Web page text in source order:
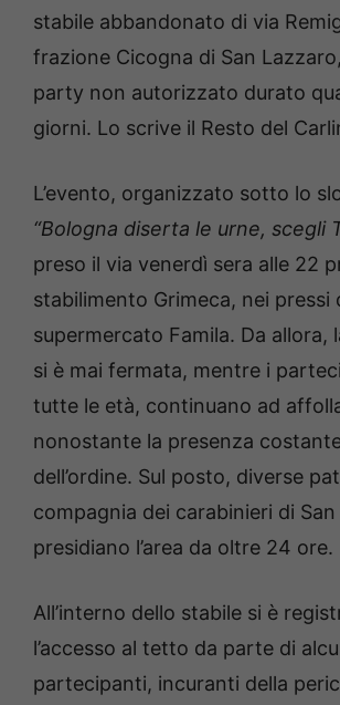
stabile abbandonato di via
frazione Cicogna di San
party non autorizzato durato
giorni. Lo scrive il Resto del
L’evento, organizzato sotto lo
“Bologna diserta le urne, scegli
preso il via venerdì sera alle 22
stabilimento Grimeca, nei pressi
supermercato Famila. Da allora,
si è mai fermata, mentre i
tutte le età, continuano ad
nonostante la presenza
dell’ordine. Sul posto, diverse
compagnia dei carabinieri di
presidiano l’area da oltre 24 ore.
All’interno dello stabile si è
l’accesso al tetto da parte di
partecipanti, incuranti della